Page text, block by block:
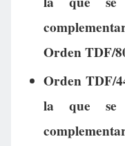
Orden TDF/
Orden TDF/
la que se